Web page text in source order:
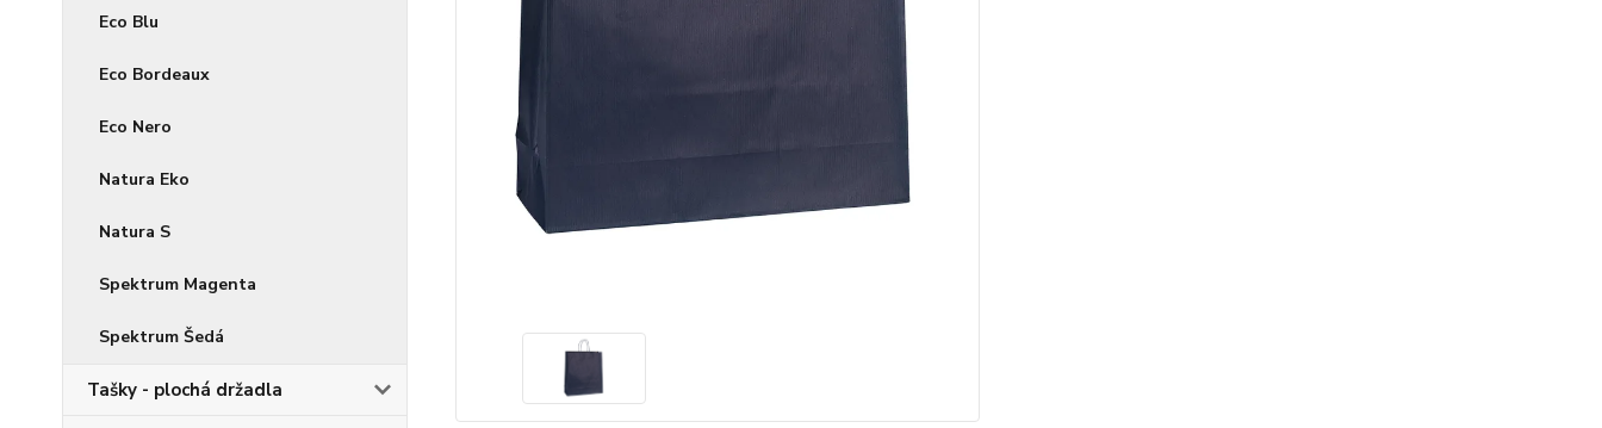
Eco Blu
Eco Bordeaux
Eco Nero
Natura Eko
Natura S
Spektrum Magenta
Spektrum Šedá
Tašky - plochá držadla